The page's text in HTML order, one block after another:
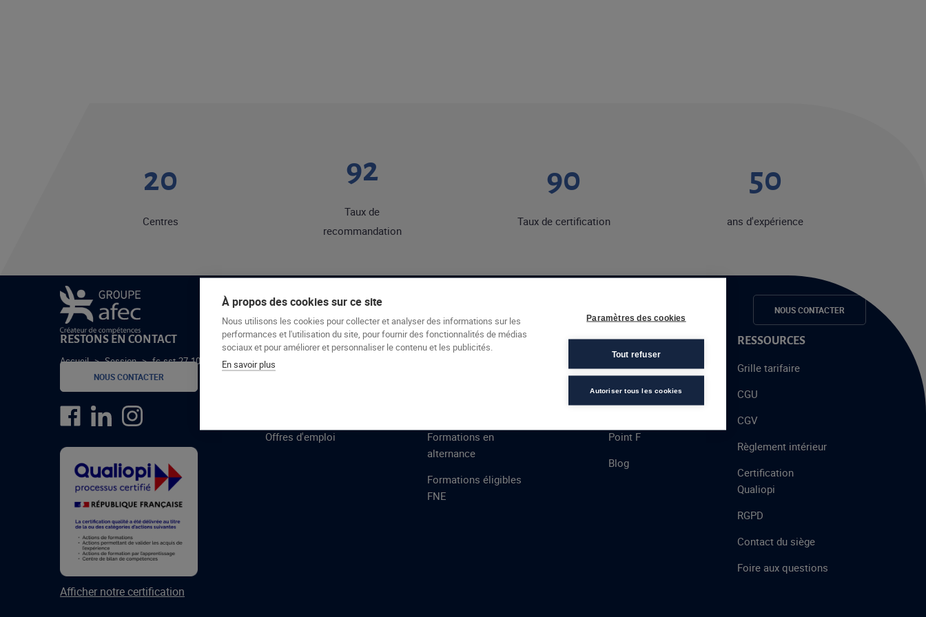
Le groupe Afec Formations Espace candidats NOUS CONTACTER
Accueil > Session > fc-sst-27-10-2022
20
Centres
92
Taux de
recommandation
90
Taux de certification
50
ans d'expérience
RESTONS EN CONTACT
NOUS CONTACTER
Afficher notre certification
GROUPE AFEC
Formations
Offres d'emploi
PRESTATIONS
Formations en
alternance
Formations éligibles
FNE
À PROPOS
Talent
Point F
Blog
RESSOURCES
Grille tarifaire
CGU
CGV
Règlement intérieur
Certification
Qualiopi
RGPD
Contact du siège
Foire aux questions
À propos des cookies sur ce site
Nous utilisons les cookies pour collecter et analyser des informations sur les
performances et l'utilisation du site, pour fournir des fonctionnalités de médias
sociaux et pour améliorer et personnaliser le contenu et les publicités.
En savoir plus
Paramètres des cookies
Tout refuser
Autoriser tous les cookies